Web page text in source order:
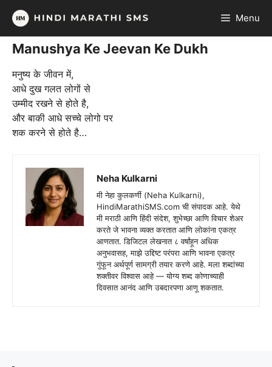
Skip
content
Menu
Manushya Ke Jeevan Ke Dukh
मनुष्य के जीवन में,
आधे दुख गलत लोगों से
उम्मीद रखने से होते है,
और बाकी आधे सच्चे लोगो पर
शक करने से होते है…
Neha Kulkarni
मी नेहा कुलकर्णी (Neha Kulkarni),
HindiMarathiSMS.com ची संपादक आहे. येथे
मी मराठी आणि हिंदी संदेश, शुभेच्छा आणि विचार शेअर
करते जे भावना व्यक्त करतात आणि लोकांना एकत्र
आणतात. डिजिटल लेखनात ८ वर्षांहून अधिक
अनुभवासह, माझे उद्दिष्ट परंपरा आणि भावना एकत्र
गुंफून अर्थपूर्ण सामग्री तयार करणे आहे. मला शब्दांच्या
शक्तीवर विश्वास आहे — योग्य शब्द कोणाच्याही
दिवसात आनंद आणि उबदारपणा आणू शकतात.